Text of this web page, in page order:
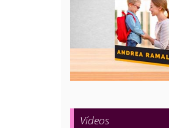
Vídeos